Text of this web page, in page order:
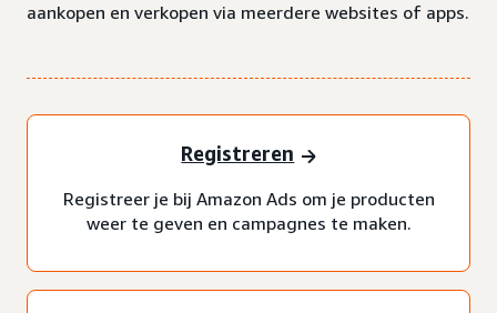
aankopen en verkopen via meerdere websites of apps.
Registreren
Registreer je bij Amazon Ads om je producten
weer te geven en campagnes te maken.